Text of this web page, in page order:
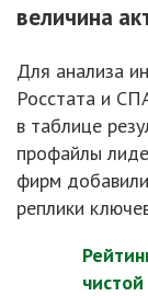
величина
Для анализа
Росстата и
в таблице
профайлы
фирм
реплики